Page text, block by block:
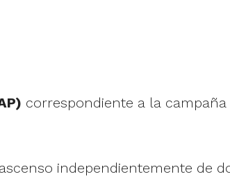
correspondiente a la campaña
independientemente de